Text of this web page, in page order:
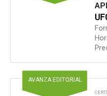
AVANZA EDITORIAL